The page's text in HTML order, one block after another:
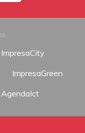
ImpresaCity
ImpresaGreen
AgendaIct